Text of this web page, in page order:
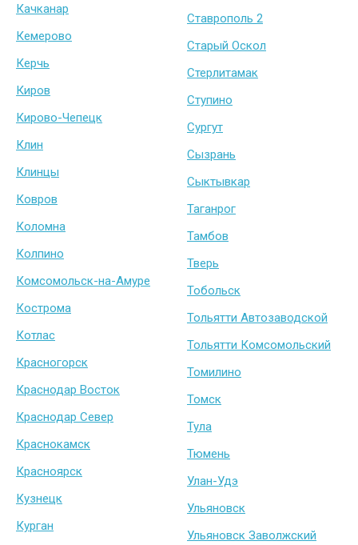
Качканар
Кемерово
Керчь
Киров
Кирово-Чепецк
Клин
Клинцы
Ковров
Коломна
Колпино
Комсомольск-на-Амуре
Кострома
Котлас
Красногорск
Краснодар Восток
Краснодар Север
Краснокамск
Красноярск
Кузнецк
Курган
Ставрополь 2
Старый Оскол
Стерлитамак
Ступино
Сургут
Сызрань
Сыктывкар
Таганрог
Тамбов
Тверь
Тобольск
Тольятти Автозаводской
Тольятти Комсомольский
Томилино
Томск
Тула
Тюмень
Улан-Удэ
Ульяновск
Ульяновск Заволжский